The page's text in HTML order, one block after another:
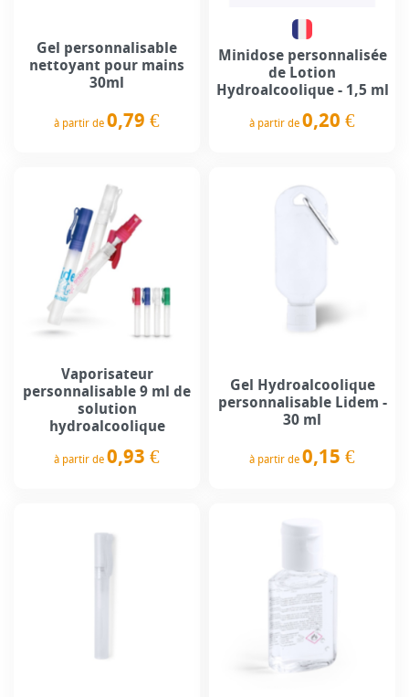
Gel personnalisable
nettoyant pour mains
30ml
à partir de 0,79 €
Minidose personnalisée
de Lotion
Hydroalcoolique - 1,5 ml
à partir de 0,20 €
Vaporisateur
personnalisable 9 ml de
solution
hydroalcoolique
à partir de 0,93 €
Gel Hydroalcoolique
personnalisable Lidem -
30 ml
à partir de 0,15 €